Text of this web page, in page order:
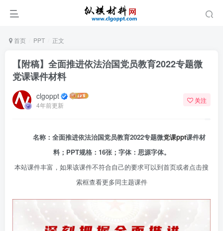
首页 PPT 正文
【附稿】全面推进依法治国党员教育2022专题微
党课课件材料
clgoppt
4年前更新
关注
名称：全面推进依法治国党员教育2022专题微党课ppt课件材
料；PPT规格：16张；字体：思源字体。
本站课件丰富，如果该课件不符合自己的要求可以到首页或者点击搜
索框查看更多同主题课件